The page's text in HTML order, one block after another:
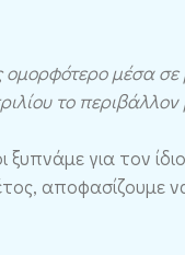
ομορφότερο μέσα
το περιβάλλον
ξυπνάμε για τον
αποφασίζουμε